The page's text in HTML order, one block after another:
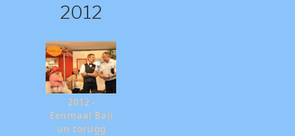
2012
2012 -
Eenmaal Bali
un torügg